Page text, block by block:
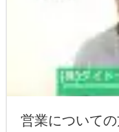
営業について